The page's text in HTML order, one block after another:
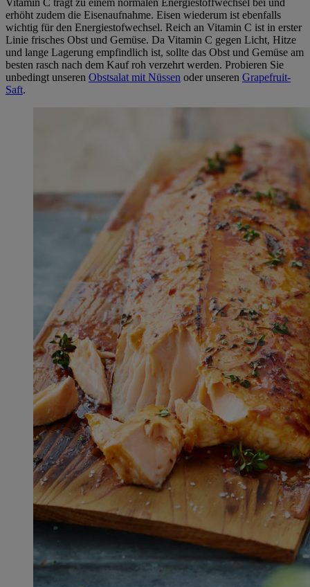
erhöht zudem die Eisenaufnahme. Eisen wiederum ist ebenfalls
wichtig für den Energiestofwechsel. Reich an Vitamin C ist in erster
Linie frisches Obst und Gemüse. Da Vitamin C gegen Licht, Hitze
und lange Lagerung empfindlich ist, sollte das Obst und Gemüse am
besten rasch nach dem Kauf roh verzehrt werden. Probieren Sie
unbedingt unseren Obstsalat mit Nüssen oder unseren Grapefruit-
Saft.